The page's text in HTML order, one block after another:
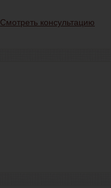
Смотреть консультацию